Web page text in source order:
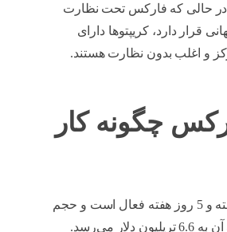
حالی که فارکس تحت نظارت
قرار دارد، کریپتوها دارای
و اغلب بدون نظارت هستند.
چگونه کار
فارکس 24 ساعته و 5 روز هفته فعال است و حجم
معاملات روزانه آن به 6.6 تریلیون دلار می‌رسد.